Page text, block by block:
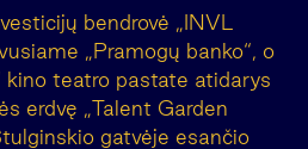
bendrovė „INVL
„Pramogų banko“, o
kino teatro pastate atidarys
erdvę „Talent Garden
gatvėje esančio